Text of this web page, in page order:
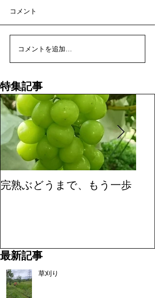
コメント
コメントを追加…
特集記事
完熟ぶどうまで、もう一歩
最新記事
草刈り